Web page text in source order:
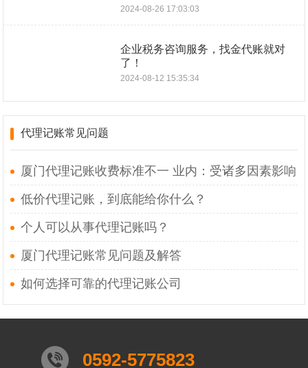
2024-08-26 17:03:03
企业税务咨询服务，找金代账就对
了！
2024-08-12 15:35:34
代理记账常见问题
厦门代理记账收费标准不一 业内：受诸多因素影响
低价代理记账，到底能给你什么？
个人可以从事代理记账吗？
厦门代理记账常见问题及解答
如何选择可靠的代理记账公司
0592-5775823